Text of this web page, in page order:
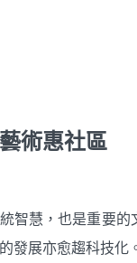
術惠社區
智慧，也是重要
發展亦愈趨科技化